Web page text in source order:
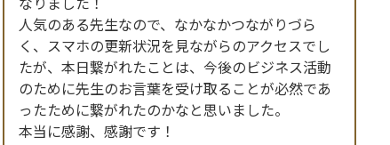
人気のある先生なので、なかなかつながりづら
く、スマホの更新状況を見ながらのアクセスでし
たが、本日繋がれたことは、今後のビジネス活動
のために先生のお言葉を受け取ることが必然であ
ったために繋がれたのかなと思いました。
本当に感謝、感謝です！